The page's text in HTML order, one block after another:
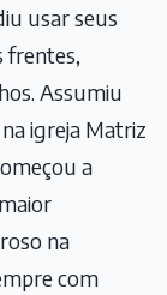
usar seus
frentes,
Assumiu
igreja Matriz
a
na
com